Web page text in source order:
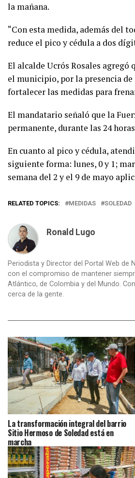
la mañana.
“Con esta medida, además del
reduce el pico y cédula a dos
El alcalde Ucrós Rosales agregó
el municipio, por la presencia de
fortalecer las medidas para
El mandatario señaló que la
permanente, durante las 24
En cuanto al pico y cédula,
siguiente forma: lunes, 0 y 1;
semana del 2 y el 9 de mayo
RELATED TOPICS: MEDIDAS SOLEDAD
Ronald Lugo
Periodista y Director del Portal Web de
con el compromiso de mantener
Atlántico, de Colombia y del Mundo.
cerca de la gente.
La transformación integral del barrio
Sitio Hermoso de Soledad está en
marcha